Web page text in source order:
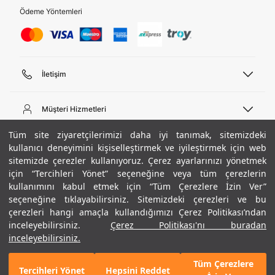
Tüm site ziyaretçilerimizi daha iyi tanımak, sitemizdeki
kullanıcı deneyimini kişiselleştirmek ve iyileştirmek için web
sitemizde çerezler kullanıyoruz. Çerez ayarlarınızı yönetmek
için “Tercihleri Yönet” seçeneğine veya tüm çerezlerin
kullanımını kabul etmek için “Tüm Çerezlere İzin Ver”
seçeneğine tıklayabilirsiniz. Sitemizdeki çerezleri ve bu
çerezleri hangi amaçla kullandığımızı Çerez Politikası’ndan
inceleyebilirsiniz.
Çerez Politikası'nı buradan
inceleyebilirsiniz.
Tercihleri Yönet Hepsini Reddet
Tüm Çerezlere
+ 11 Renk
Ödeme Yöntemleri
İletişim
444 02 00
Pazartesi - Cuma 09:00 - 18:00
E-posta
bilgi@underarmour.com
Müşteri Hizmetleri
Sipariş Sorgulama
Bize Ulaşın
Teslimat Bilgileri
İşlem Rehberi
İade ve Değişimler
Sıkça Sorulan Sorular
Beden Rehberi
Site Haritası
Hakkımızda
Ticari Bilgiler
Hükümler ve Koşullar
Gizlilik Politikası
Çerez Politikası
Kariyer
ETBİS
UA Sosyal Medya
Instagram
Facebook
Twitter
YouTube
Popüler Kategoriler
Erkek Basketbol Ayakkabısı
Çocuk Basketbol Ayakkabısı
Erkek Eşofman